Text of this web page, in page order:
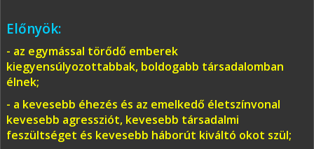
Előnyök:
- az egymással törődő emberek
kiegyensúlyozottabbak, boldogabb társadalomban
élnek;
- a kevesebb éhezés és az emelkedő életszínvonal
kevesebb agressziót, kevesebb társadalmi
feszültséget és kevesebb háborút kiváltó okot szül;